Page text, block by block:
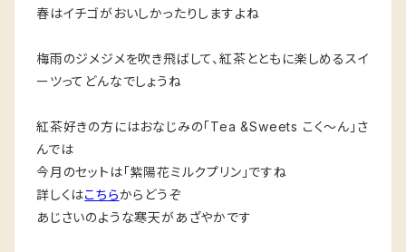
春はイチゴがおいしかったりしますよね
梅雨のジメジメを吹き飛ばして、紅茶とともに楽しめるスイ
ーツってどんなでしょうね
紅茶好きの方にはおなじみの「Tea &Sweets こく〜ん」さ
んでは
今月のセットは「紫陽花ミルクプリン」ですね
詳しくはこちらからどうぞ
あじさいのような寒天があざやかです